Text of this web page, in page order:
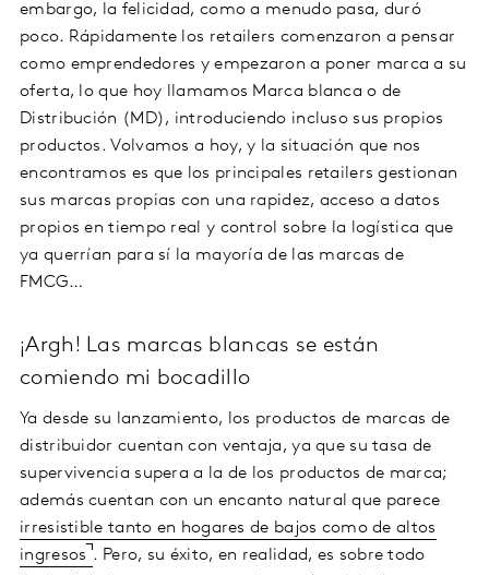
embargo, la felicidad, como a menudo pasa, duró
poco. Rápidamente los retailers comenzaron a pensar
como emprendedores y empezaron a poner marca a su
oferta, lo que hoy llamamos Marca blanca o de
Distribución (MD), introduciendo incluso sus propios
productos. Volvamos a hoy, y la situación que nos
encontramos es que los principales retailers gestionan
sus marcas propias con una rapidez, acceso a datos
propios en tiempo real y control sobre la logística que
ya querrían para sí la mayoría de las marcas de
FMCG…
¡Argh! Las marcas blancas se están
comiendo mi bocadillo
Ya desde su lanzamiento, los productos de marcas de
distribuidor cuentan con ventaja, ya que su tasa de
supervivencia supera a la de los productos de marca;
además cuentan con un encanto natural que parece
irresistible tanto en hogares de bajos como de altos
ingresos . Pero, su éxito, en realidad, es sobre todo